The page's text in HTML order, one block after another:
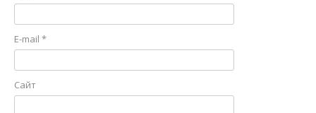
E-mail *
Сайт